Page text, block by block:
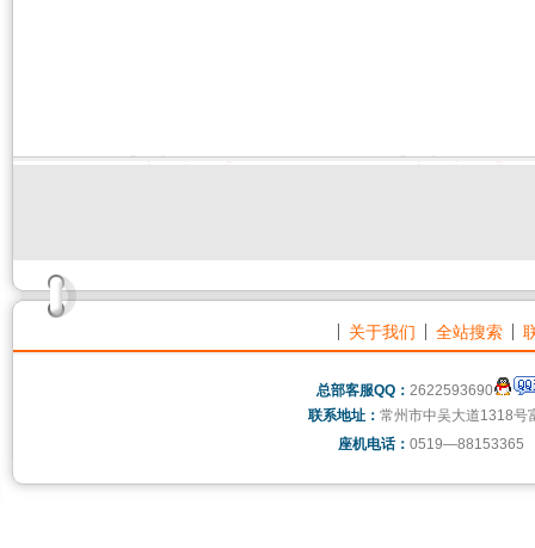
关于我们 全站搜索
总部客服QQ： 2622593690
联系地址： 常州市中吴大道1318号
座机电话： 0519—88153365